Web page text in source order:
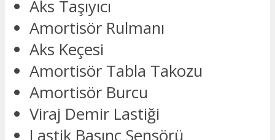
Aks Taşıyıcı
Amortisör Rulmanı
Aks Keçesi
Amortisör Tabla Takozu
Amortisör Burcu
Viraj Demir Lastiği
Lastik Basınç Sensörü